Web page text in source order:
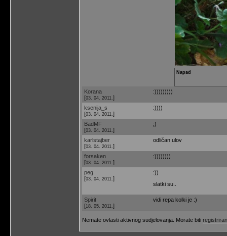
Napad
Korana
[03. 04. 2011. ]
:)))))))))
ksenija_s
[03. 04. 2011. ]
:))))
BadMF
[03. 04. 2011. ]
;)
karlstajber
[03. 04. 2011. ]
odličan ulov
forsaken
[03. 04. 2011. ]
:))))))))
peg
[03. 04. 2011. ]
:))
slatki su..
Spirit
[18. 05. 2011. ]
vidi repa kolki je :)
Nemate ovlasti aktivnog sudjelovanja. Morate biti